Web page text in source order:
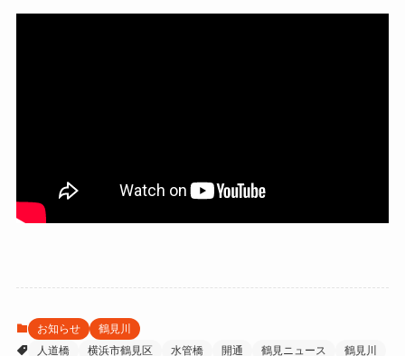
お知らせ
鶴見川
人道橋
横浜市鶴見区 水管橋 開通 鶴見ニュース
鶴見川